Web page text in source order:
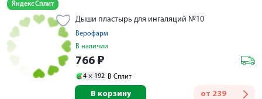
Яндекс Сплит
Дыши пластырь для ингаляций №10
Верофарм
В наличии
766 ₽
4 × 192 В Сплит
от 239
В корзину